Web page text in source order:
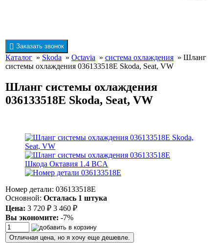
Заказать звонок
Каталог » Skoda » Octavia » система охлаждения » Шланг
системы охлаждения 036133518E Skoda, Seat, VW
Шланг системы охлаждения
036133518E Skoda, Seat, VW
Номер детали: 036133518E
Основной: Осталась 1 штука
Цена: 3 720 ₽ 3 460 ₽
Вы экономите: -7%
Отличная цена, но я хочу еще дешевле.